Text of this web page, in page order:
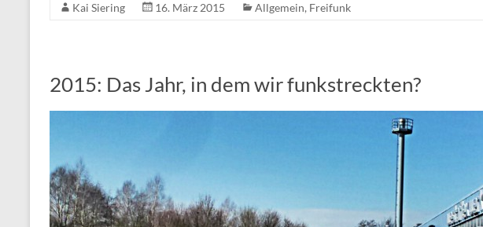
Kai Siering 16. März 2015 Allgemein, Freifunk
2015: Das Jahr, in dem wir funkstreckten?